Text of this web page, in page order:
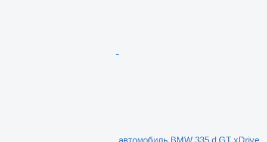
автомобиль BMW 335 d GT xDrive